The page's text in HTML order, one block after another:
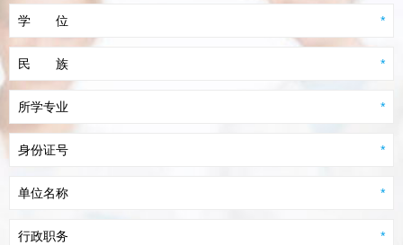
学 位 *
民 族 *
所学专业 *
身份证号 *
单位名称 *
行政职务 *